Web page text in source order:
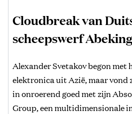
Cloudbreak van
scheepswerf
Alexander Svetakov begon met
elektronica uit Azië, maar vond
in onroerend goed met zijn
Group, eenmultidimensionale